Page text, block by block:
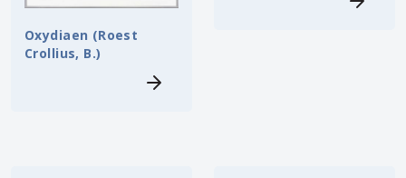
Oxydiaen (Roest
Crollius, B.)